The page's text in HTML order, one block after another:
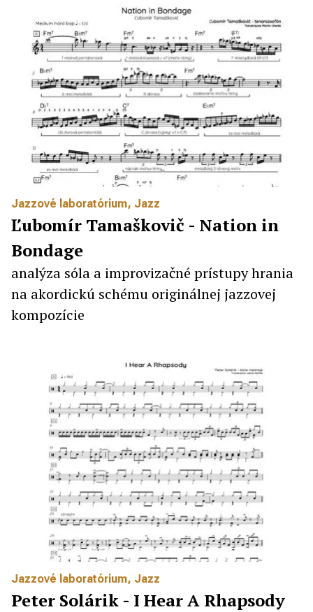
Jazzové laboratórium, Jazz
Ľubomír Tamaškovič - Nation in
Bondage
analýza sóla a improvizačné prístupy hrania
na akordickú schému originálnej jazzovej
kompozície
Jazzové laboratórium, Jazz
Peter Solárik - I Hear A Rhapsody